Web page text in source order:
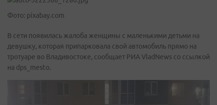
Фото: pixabay.com
В сети появилась жалоба женщины с маленькими детьми на
девушку, которая припарковала свой автомобиль прямо на
тротуаре во Владивостоке, сообщает РИА VladNews со ссылкой
на dps_mesto.